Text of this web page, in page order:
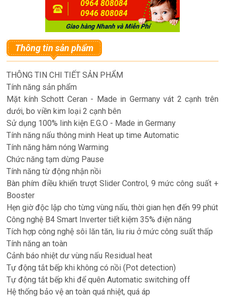
0964 808084
0946 808084
Thông tin sản phẩm
THÔNG TIN CHI TIẾT SẢN PHẨM
Tính năng sản phẩm
Mặt kính Schott Ceran - Made in Germany vát 2 cạnh trên
dưới, bo viền kim loại 2 cạnh bên
Sử dụng 100% linh kiện E.G.O - Made in Germany
Tính năng nấu thông minh Heat up time Automatic
Tính năng hâm nóng Warming
Chức năng tạm dừng Pause
Tính năng từ động nhận nồi
Bàn phím điều khiển trượt Slider Control, 9 mức công suất +
Booster
Hẹn giờ độc lập cho từng vùng nấu, thời gian hẹn đến 99 phút
Công nghệ B4 Smart Inverter tiết kiệm 35% điện năng
Tích hợp công nghệ sôi lăn tăn, liu riu ở mức công suất thấp
Tính năng an toàn
Cảnh báo nhiệt dư vùng nấu Residual heat
Tự động tắt bếp khi không có nồi (Pot detection)
Tự động tắt bếp khi để quên Automatic switching off
Hệ thống bảo vệ an toàn quá nhiệt, quá áp